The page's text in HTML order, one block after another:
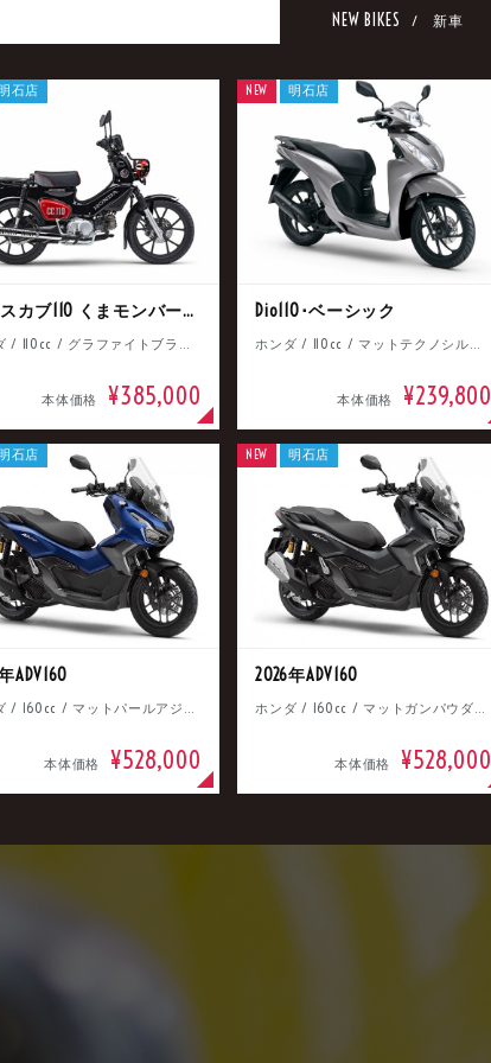
NEW BIKES / 新車
クロスカブ110 くまモンバージョン
ホンダ / 110cc / グラファイトブラック
本体価格 ¥385,000
石店
Dio110･ベーシック
ホンダ / 110cc / マットテクノシルバーメタリック
本体価格 ¥239,800
NEW 明石店
ADV160
ホンダ / 160cc / マットパールアジャイルブルー
本体価格 ¥528,000
石店
2026年ADV160
ホンダ / 160cc / マットガンパウダーブラックメタリック
本体価格 ¥528,000
NEW 明石店